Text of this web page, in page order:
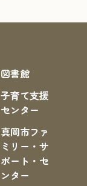
図書館
子育て支援
センター
真岡市ファ
ミリー・サ
ポート・セ
ンター